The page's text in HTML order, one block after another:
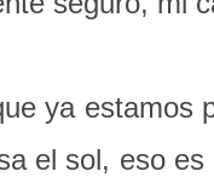
ya estamos
el sol, eso